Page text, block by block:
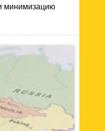
минимизацию